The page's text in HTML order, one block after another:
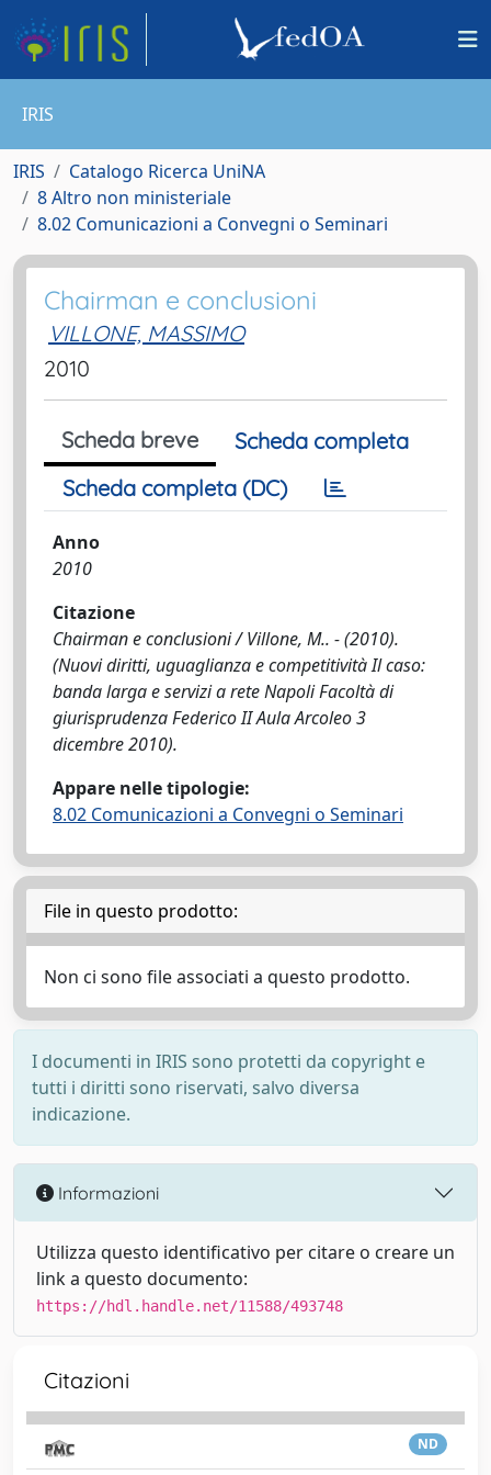
IRIS
IRIS
Catalogo Ricerca UniNA
8 Altro non ministeriale
8.02 Comunicazioni a Convegni o Seminari
Chairman e conclusioni
VILLONE, MASSIMO
2010
Scheda breve
Scheda completa
Scheda completa (DC)
Anno
2010
Citazione
Chairman e conclusioni / Villone, M.. - (2010).
(Nuovi diritti, uguaglianza e competitività Il caso:
banda larga e servizi a rete Napoli Facoltà di
giurisprudenza Federico II Aula Arcoleo 3
dicembre 2010).
Appare nelle tipologie:
8.02 Comunicazioni a Convegni o Seminari
File in questo prodotto:
Non ci sono file associati a questo prodotto.
I documenti in IRIS sono protetti da copyright e
tutti i diritti sono riservati, salvo diversa
indicazione.
Informazioni
Utilizza questo identificativo per citare o creare un
link a questo documento:
https://hdl.handle.net/11588/493748
Citazioni
ND